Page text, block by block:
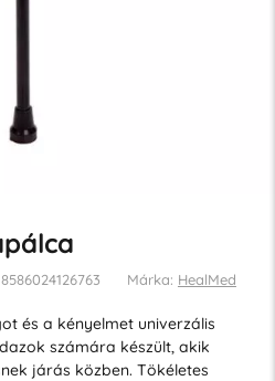
Márka: HealMed
és a kényelmet univerzális
számára készült, akik
járás közben. Tökéletes